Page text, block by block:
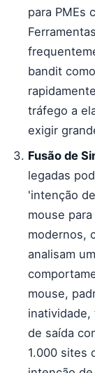
para PMEs
bandit
tráfego a
exigir
Fusão de
legadas
'intenção
mouse
modernos,
analisam
mouse,
inatividade,
de saída
1.000 sites